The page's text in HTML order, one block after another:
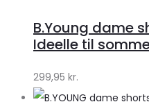
Klædeskabet.dk
B.Young dame
Ideelle til
299,95 kr.